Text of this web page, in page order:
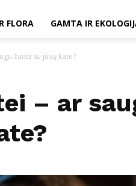
FLORA GAMTA IR
žaisti su jūsų kate?
– ar